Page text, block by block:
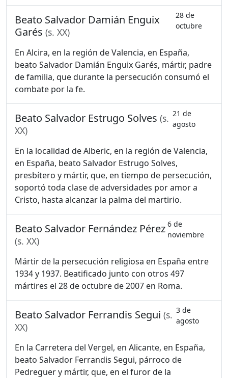
Beato Salvador Damián Enguix
Garés (s. XX)
28 de
octubre
En Alcira, en la región de Valencia, en España,
beato Salvador Damián Enguix Garés, mártir, padre
de familia, que durante la persecución consumó el
combate por la fe.
Beato Salvador Estrugo Solves (s.
XX)
21 de
agosto
En la localidad de Alberic, en la región de Valencia,
en España, beato Salvador Estrugo Solves,
presbítero y mártir, que, en tiempo de persecución,
soportó toda clase de adversidades por amor a
Cristo, hasta alcanzar la palma del martirio.
Beato Salvador Fernández Pérez
(s. XX)
6 de
noviembre
Mártir de la persecución religiosa en España entre
1934 y 1937. Beatificado junto con otros 497
mártires el 28 de octubre de 2007 en Roma.
Beato Salvador Ferrandis Segui (s.
XX)
3 de
agosto
En la Carretera del Vergel, en Alicante, en España,
beato Salvador Ferrandis Segui, párroco de
Pedreguer y mártir, que, en el furor de la